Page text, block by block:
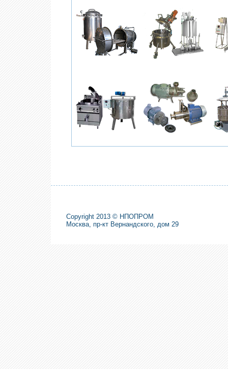
Copyright 2013 © НПОПРОМ
Москва, пр-кт Вернандского, дом 29